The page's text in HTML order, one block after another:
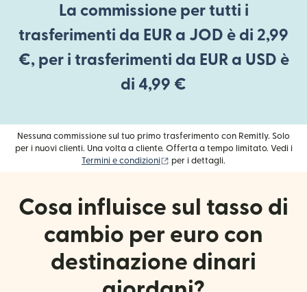
La commissione per tutti i
trasferimenti da EUR a JOD è di 2,99
€, per i trasferimenti da EUR a USD è
di 4,99 €
Nessuna commissione sul tuo primo trasferimento con Remitly. Solo
per i nuovi clienti. Una volta a cliente. Offerta a tempo limitato. Vedi i
Termini e condizioni
(si apre in una nuova finestra)
per i dettagli.
Cosa influisce sul tasso di
cambio per euro con
destinazione dinari